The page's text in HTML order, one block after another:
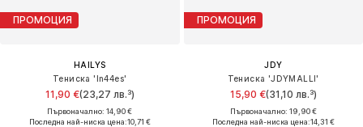
ПРОМОЦИЯ
HAILYS
Тениска 'In44es'
11,90 €(23,27 лв.³)
Първоначално: 14,90 €
Последна най-ниска цена:10,71 €
ПРОМОЦИЯ
JDY
Тениска 'JDYMALLI'
15,90 €(31,10 лв.³)
Първоначално: 19,90 €
Последна най-ниска цена:14,31 €